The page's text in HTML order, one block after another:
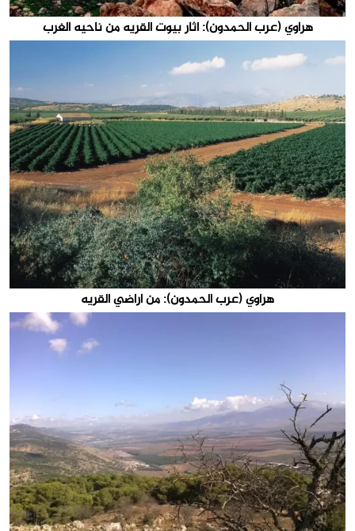
هراوي (عرب الحمدون): اثار بيوت القريه من ناحيه الغرب
هراوي (عرب الحمدون): من اراضي القريه